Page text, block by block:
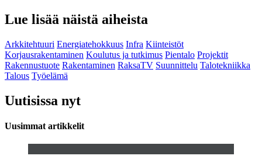
Lue lisää näistä aiheista
Arkkitehtuuri Energiatehokkuus Infra Kiinteistöt
Korjausrakentaminen Koulutus ja tutkimus Pientalo Projektit
Rakennustuote Rakentaminen RaksaTV Suunnittelu Talotekniikka
Talous Työelämä
Uutisissa nyt
Uusimmat artikkelit